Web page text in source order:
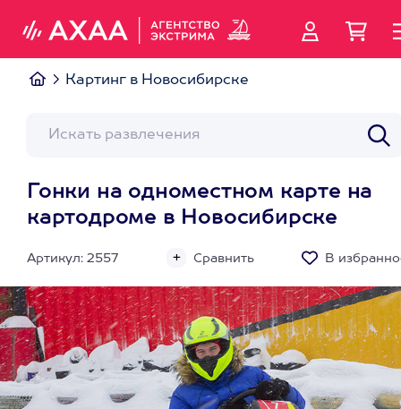
Картинг в Новосибирске
Гонки на одноместном карте на
картодроме в Новосибирске
Артикул: 2557 Сравнить В